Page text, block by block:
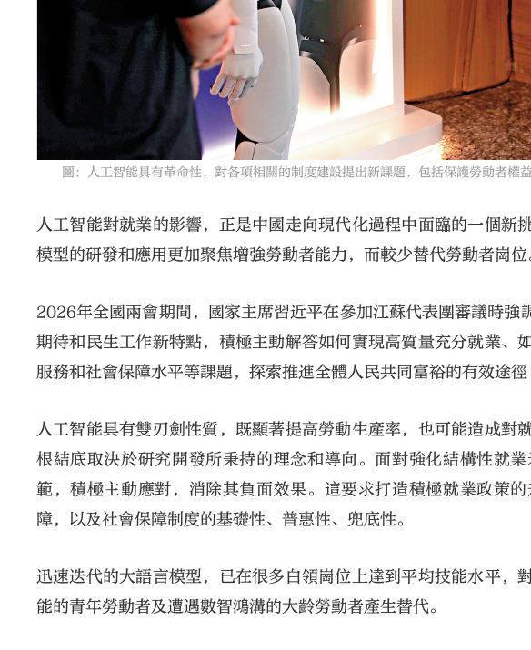
圖：人工智能具有革命性，對各項相關的制度建設提出新課題，包括保護勞動者權益
人工智能對就業的影響，正是中國走向現代化過程中面臨的一個新
模型的研發和應用更加聚焦增強勞動者能力，而較少替代勞動者崗位
2026年全國兩會期間，國家主席習近平在參加江蘇代表團審議時
期待和民生工作新特點，積極主動解答如何實現高質量充分就業、
服務和社會保障水平等課題，探索推進全體人民共同富裕的有效途徑
人工智能具有雙刃劍性質，既顯著提高勞動生產率，也可能造成對
根結底取決於研究開發所秉持的理念和導向。面對強化結構性就
範，積極主動應對，消除其負面效果。這要求打造積極就業政策
障，以及社會保障制度的基礎性、普惠性、兜底性。
迅速迭代的大語言模型，已在很多白領崗位上達到平均技能水平，
能的青年勞動者及遭遇數智鴻溝的大齡勞動者產生替代。